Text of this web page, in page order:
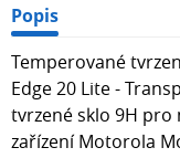
Popis
Temperované
Edge 20 Lite -
tvrzené sklo 9H pro
zařízení Motorola